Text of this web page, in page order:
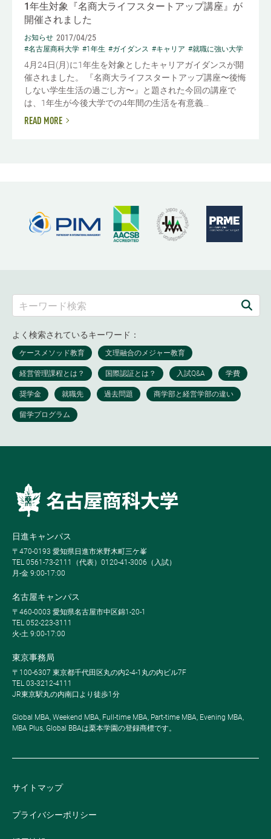
1年生対象『名商大ライフスタートアップ講座』が
開催されました
お知らせ 2017/04/25
#名古屋商科大学 #1年生 #ガイダンス #キャリア #就職に強い大学
4月24日(月)に1年生を対象としたキャリアガイダンスが開
催されました。 『名商大ライフスタートアップ講座〜後悔
しない学生生活の過ごし方〜』と題された今回の講座で
は、1年生が今後大学での4年間の生活を有意義...
READ MORE
よく検索されているキーワード：
日進キャンパス
〒470-0193 愛知県日進市米野木町三ケ峯
TEL 0561-73-2111（代表）0120-41-3006（入試）
月-金 9:00-17:00
名古屋キャンパス
〒460-0003 愛知県名古屋市中区錦1-20-1
TEL 052-223-3111
火-土 9:00-17:00
東京事務局
〒100-6307 東京都千代田区丸の内2-4-1丸の内ビル7F
TEL 03-3212-4111
JR東京駅丸の内南口より徒歩1分
Global MBA, Weekend MBA, Full-time MBA, Part-time MBA, Evening MBA,
MBA Plus, Global BBAは栗本学園の登録商標です。
サイトマップ
プライバシーポリシー